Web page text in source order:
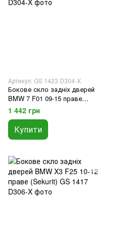
Артикул: GS 1423 D304-X
Бокове скло задніх дверей
BMW 7 F01 09-15 праве
(Sekurit)
1 442 грн
Купити